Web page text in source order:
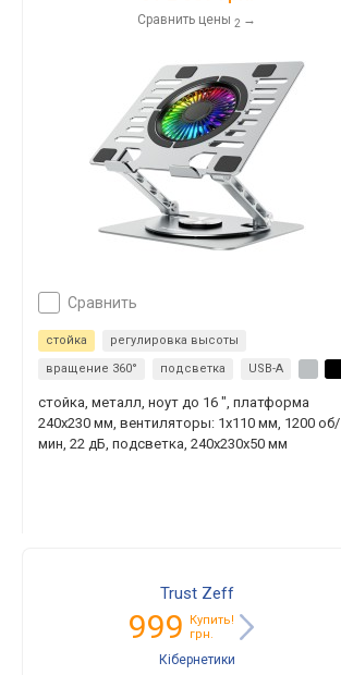
Сравнить цены 2 →
сравнить
стойка
регулировка высоты
вращение 360°
подсветка USB-A
стойка, металл, ноут до 16 ", платформа
240x230 мм, вентиляторы: 1х110 мм, 1200 об/
мин, 22 дБ, подсветка, 240x230x50 мм
Trust Zeff
999
Купить!
грн.
Кібернетики